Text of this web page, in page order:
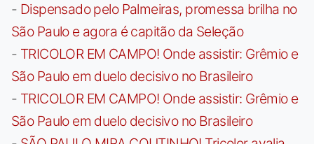
- Dispensado pelo Palmeiras, promessa brilha no
São Paulo e agora é capitão da Seleção
- TRICOLOR EM CAMPO! Onde assistir: Grêmio e
São Paulo em duelo decisivo no Brasileiro
- TRICOLOR EM CAMPO! Onde assistir: Grêmio e
São Paulo em duelo decisivo no Brasileiro